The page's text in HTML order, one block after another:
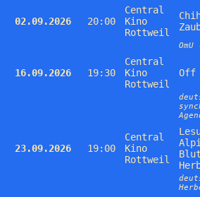
02.09.2026 20:00
Central
Kino
Rottweil
16.09.2026 19:30
Central
Kino
Rottweil
Off
23.09.2026 19:00
Central
Kino
Rottweil